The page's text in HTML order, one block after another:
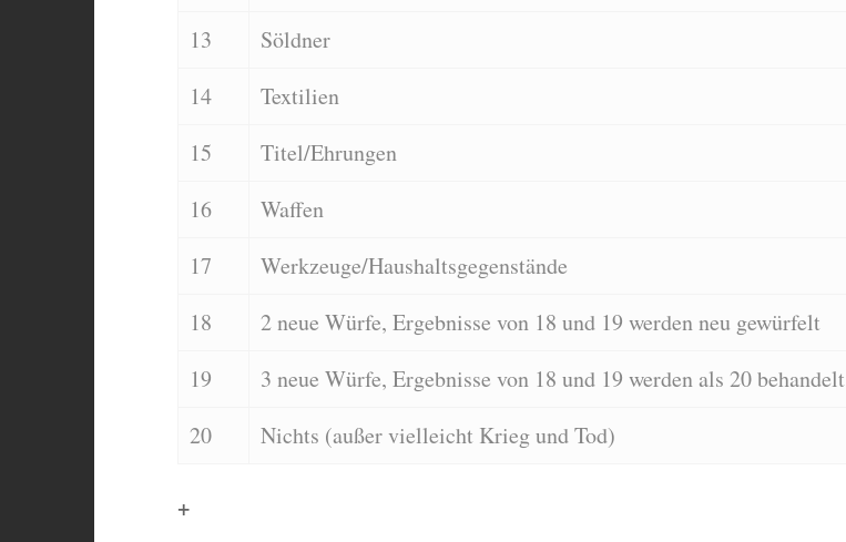
13
Söldner
14
Textilien
15
Titel/Ehrungen
16
Waffen
17
Werkzeuge/Haushaltsgegenstände
18
2 neue Würfe, Ergebnisse von 18 und 19 werden neu gewürfelt
19
3 neue Würfe, Ergebnisse von 18 und 19 werden als 20 behandelt
20
Nichts (außer vielleicht Krieg und Tod)
+